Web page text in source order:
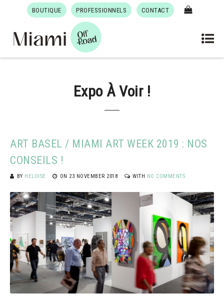
BOUTIQUE PROFESSIONNELS CONTACT
Expo À Voir !
ART BASEL / MIAMI ART WEEK 2019 : NOS
CONSEILS !
BY HELOISE ON 23 NOVEMBER 2018 WITH NO COMMENTS